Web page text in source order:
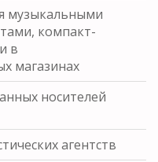
музыкальными
компакт-
в
магазинах
носителей
агентств